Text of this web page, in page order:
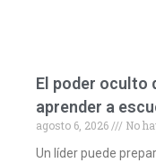
El poder oculto
aprender a
agosto 6, 2026
No
Un líder puede